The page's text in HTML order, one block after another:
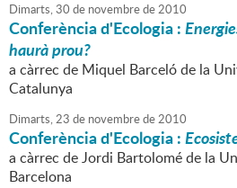
Dimarts,30 de novembrede2010
Conferència d'Ecologia :
haurà prou?
a càrrec de Miquel Barceló de la
Catalunya
Dimarts,23 de novembrede2010
Conferència d'Ecologia :
a càrrec de Jordi Bartolomé de la
Barcelona